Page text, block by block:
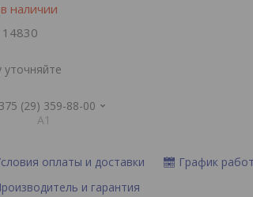
наличии
14830
уточняйте
(29) 359-88-00
А1
оплаты и доставки График
и гарантия